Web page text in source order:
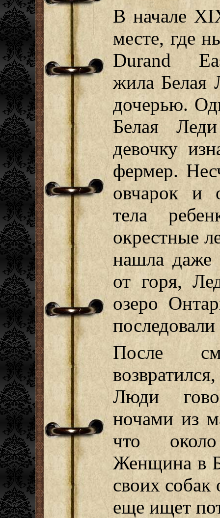
В начале
месте, где
Durand
жила Белая
дочерью.
Белая
девочку
фермер.
овчарок и
тела
окрестные
нашла даже
от горя,
озеро
После
Люди
ночами из
что
Женщина в
своих собак
еще ищет